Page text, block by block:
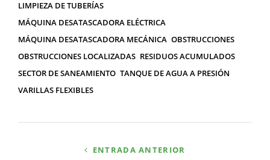
LIMPIEZA DE TUBERÍAS
MÁQUINA DESATASCADORA ELÉCTRICA
MÁQUINA DESATASCADORA MECÁNICA OBSTRUCCIONES
OBSTRUCCIONES LOCALIZADAS RESIDUOS ACUMULADOS
SECTOR DE SANEAMIENTO TANQUE DE AGUA A PRESIÓN
VARILLAS FLEXIBLES
ENTRADA ANTERIOR